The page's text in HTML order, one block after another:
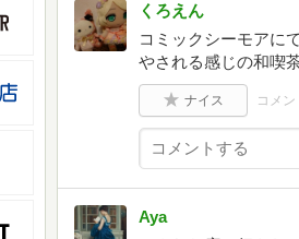
くろえん
コミックシーモアに
やされる感じの和喫
ナイス コメン
Aya